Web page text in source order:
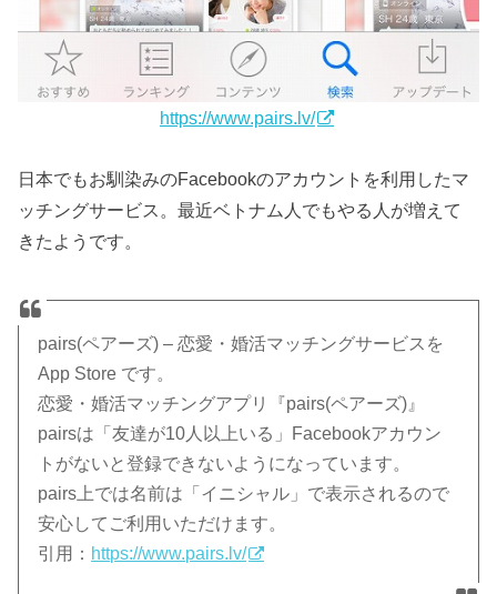
https://www.pairs.lv/
日本でもお馴染みのFacebookのアカウントを利用したマ
ッチングサービス。最近ベトナム人でもやる人が増えて
きたようです。
pairs(ペアーズ) – 恋愛・婚活マッチングサービスを
App Store です。
恋愛・婚活マッチングアプリ『pairs(ペアーズ)』
pairsは「友達が10人以上いる」Facebookアカウン
トがないと登録できないようになっています。
pairs上では名前は「イニシャル」で表示されるので
安心してご利用いただけます。
引用： https://www.pairs.lv/